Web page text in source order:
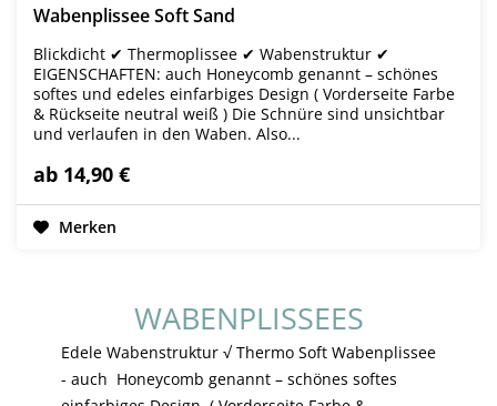
Wabenplissee Soft Sand
Blickdicht ✔ Thermoplissee ✔ Wabenstruktur ✔
EIGENSCHAFTEN: auch Honeycomb genannt – schönes
softes und edeles einfarbiges Design ( Vorderseite Farbe
& Rückseite neutral weiß ) Die Schnüre sind unsichtbar
und verlaufen in den Waben. Also...
ab 14,90 €
Merken
WABENPLISSEES
Edele Wabenstruktur √ Thermo Soft Wabenplissee
- auch Honeycomb genannt – schönes softes